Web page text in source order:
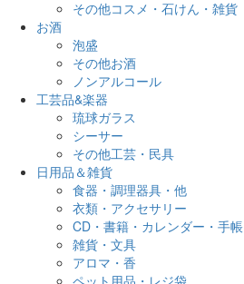
その他コスメ・石けん・雑貨
お酒
泡盛
その他お酒
ノンアルコール
工芸品&楽器
琉球ガラス
シーサー
その他工芸・民具
日用品＆雑貨
食器・調理器具・他
衣類・アクセサリー
CD・書籍・カレンダー・手帳
雑貨・文具
アロマ・香
ペット用品・レジ袋